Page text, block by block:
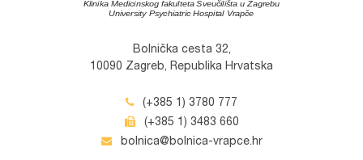
Bolnička cesta 32,
10090 Zagreb, Republika Hrvatska
(+385 1) 3780 777
(+385 1) 3483 660
bolnica@bolnica-vrapce.hr